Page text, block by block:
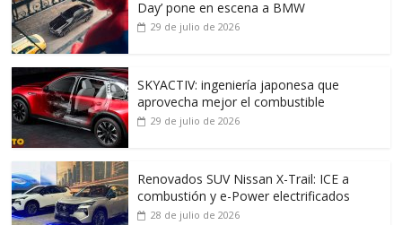
Day’ pone en escena a BMW
29 de julio de 2026
SKYACTIV: ingeniería japonesa que
aprovecha mejor el combustible
29 de julio de 2026
Renovados SUV Nissan X-Trail: ICE a
combustión y e-Power electrificados
28 de julio de 2026